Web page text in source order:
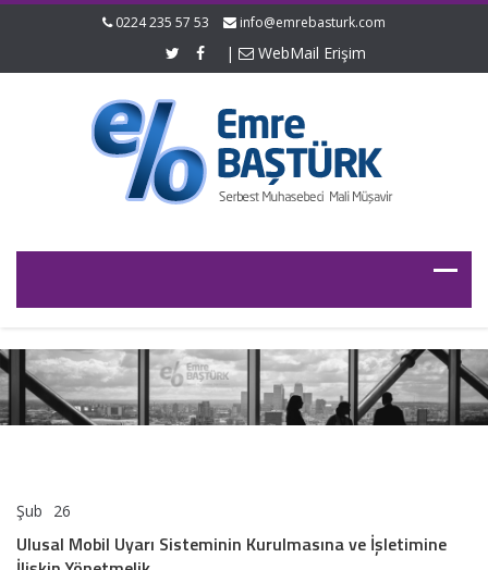
0224 235 57 53 info@emrebasturk.com
| WebMail Erişim
Şub 26
Uyarı
Sisteminin
Ulusal Mobil Uyarı Sisteminin Kurulmasına ve İşletimine